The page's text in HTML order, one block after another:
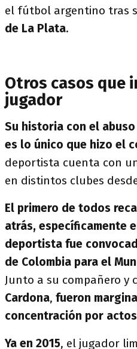
el fútbol argentino tras
de La Plata.
Otros casos que
jugador
Su historia con el
es lo único que hizo el
deportista cuenta con
en distintos clubes
El primero de todos
atrás, específicamente
deportista fue
de Colombia para el
Junto a su compañero y
Cardona, fueron
concentración por
Ya en 2015, el jugador